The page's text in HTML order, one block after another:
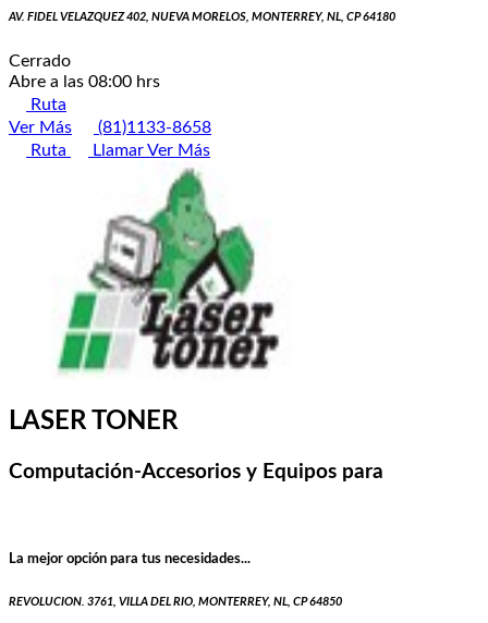
AV. FIDEL VELAZQUEZ 402, NUEVA MORELOS, MONTERREY, NL, CP 64180
Cerrado
Abre a las 08:00 hrs
Ruta
Ver Más
(81)1133-8658
Ruta
LlamarVer Más
LASER TONER
Computación-Accesorios y Equipos para
La mejor opción para tus necesidades...
REVOLUCION. 3761, VILLA DEL RIO, MONTERREY, NL, CP 64850